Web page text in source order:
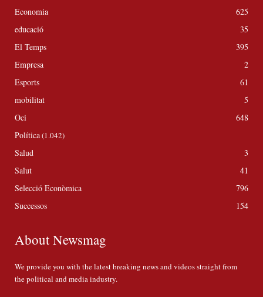
Economia
625
educació
35
El Temps
395
Empresa
2
Esports
61
mobilitat
5
Oci
648
Política(1.042)
Salud
3
Salut
41
Selecció Econòmica
796
Successos
154
About Newsmag
We provide you with the latest breaking news and videos straight from
the political and media industry.